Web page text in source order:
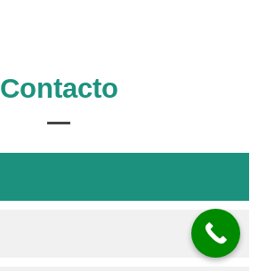
Contacto